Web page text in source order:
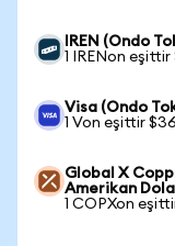
IREN (Ondo
1 IRENon eşittir
Visa (Ondo
1 Von eşittir
Global X
Amerikan
1 COPXon